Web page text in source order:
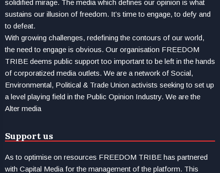
solidified mirage. The media which defines our opinion is what
sustains our illusion of freedom. It’s time to engage, to defy and
to defeat.
With growing challenges, redefining the contours of our world,
the need to engage is obvious. Our organisation FREEDOM
TRIBE deems public support too important to be left in the hands
of corporatized media outlets. We are a network of Social,
Environmental, Political & Trade Union activists seeking to set up
a level playing field in the Public Opinion Industry. We are the
Alter media
Support us
As to optimise on resources FREEDOM TRIBE has partnered
with Capital Media for the management of the platform. This